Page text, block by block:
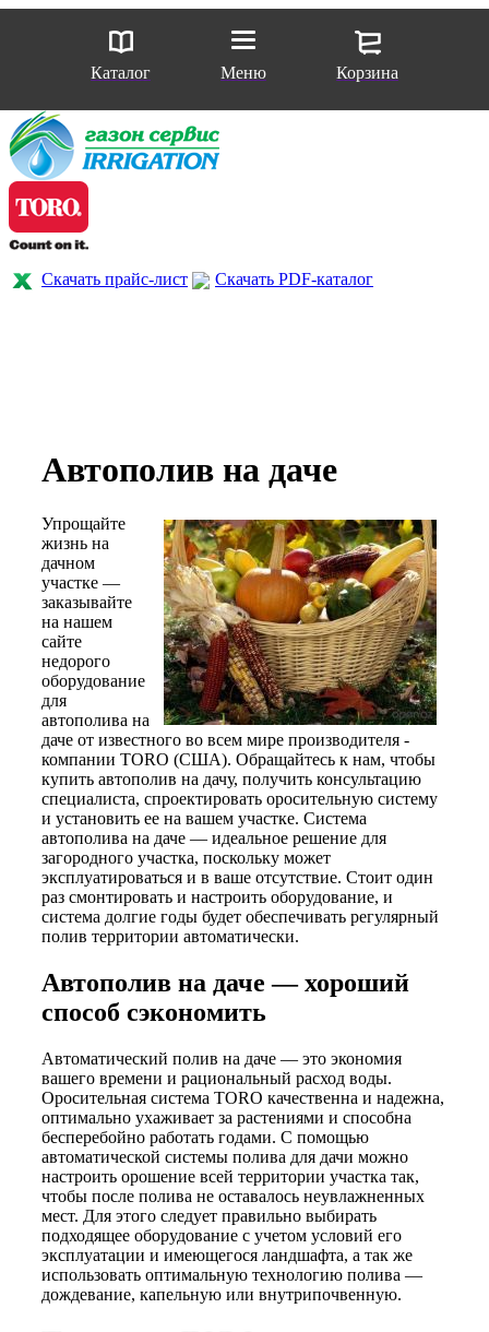
Каталог Меню Корзина
Скачать прайс-лист Скачать PDF-каталог
Автополив на даче
Упрощайте
жизнь на
дачном
участке —
заказывайте
на нашем
сайте
недорого
оборудование
для
автополива на
даче от известного во всем мире производителя -
компании TORO (США). Обращайтесь к нам, чтобы
купить автополив на дачу, получить консультацию
специалиста, спроектировать оросительную систему
и установить ее на вашем участке. Система
автополива на даче — идеальное решение для
загородного участка, поскольку может
эксплуатироваться и в ваше отсутствие. Стоит один
раз смонтировать и настроить оборудование, и
система долгие годы будет обеспечивать регулярный
полив территории автоматически.
Автополив на даче — хороший
способ сэкономить
Автоматический полив на даче — это экономия
вашего времени и рациональный расход воды.
Оросительная система TORO качественна и надежна,
оптимально ухаживает за растениями и способна
бесперебойно работать годами. С помощью
автоматической системы полива для дачи можно
настроить орошение всей территории участка так,
чтобы после полива не оставалось неувлажненных
мест. Для этого следует правильно выбирать
подходящее оборудование с учетом условий его
эксплуатации и имеющегося ландшафта, а так же
использовать оптимальную технологию полива —
дождевание, капельную или внутрипочвенную.